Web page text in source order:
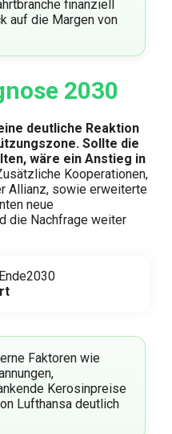
finanziell
auf die Margen von
2030
deutliche Reaktion
Sollte die
wäre ein Anstieg in
Kooperationen,
Allianz, sowie erweiterte
neue
die Nachfrage weiter
Faktoren wie
Kerosinpreise
Lufthansa deutlich